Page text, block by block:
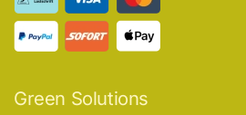
Green Solutions